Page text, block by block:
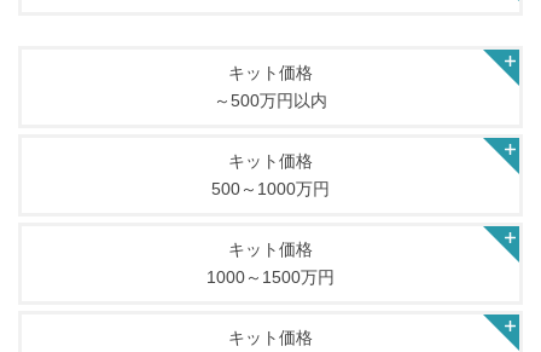
キット価格
～500万円以内
キット価格
500～1000万円
キット価格
1000～1500万円
キット価格